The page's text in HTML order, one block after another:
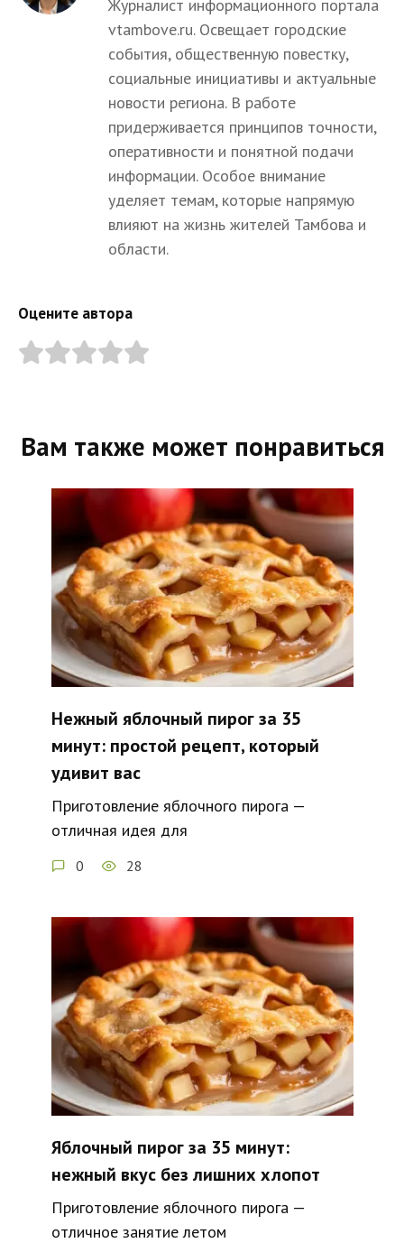
Журналист информационного портала
vtambove.ru. Освещает городские
события, общественную повестку,
социальные инициативы и актуальные
новости региона. В работе
придерживается принципов точности,
оперативности и понятной подачи
информации. Особое внимание
уделяет темам, которые напрямую
влияют на жизнь жителей Тамбова и
области.
Оцените автора
Вам также может понравиться
Нежный яблочный пирог за 35
минут: простой рецепт, который
удивит вас
Приготовление яблочного пирога —
отличная идея для
0 28
Яблочный пирог за 35 минут:
нежный вкус без лишних хлопот
Приготовление яблочного пирога —
отличное занятие летом